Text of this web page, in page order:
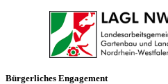
Bürgerliches Engagement